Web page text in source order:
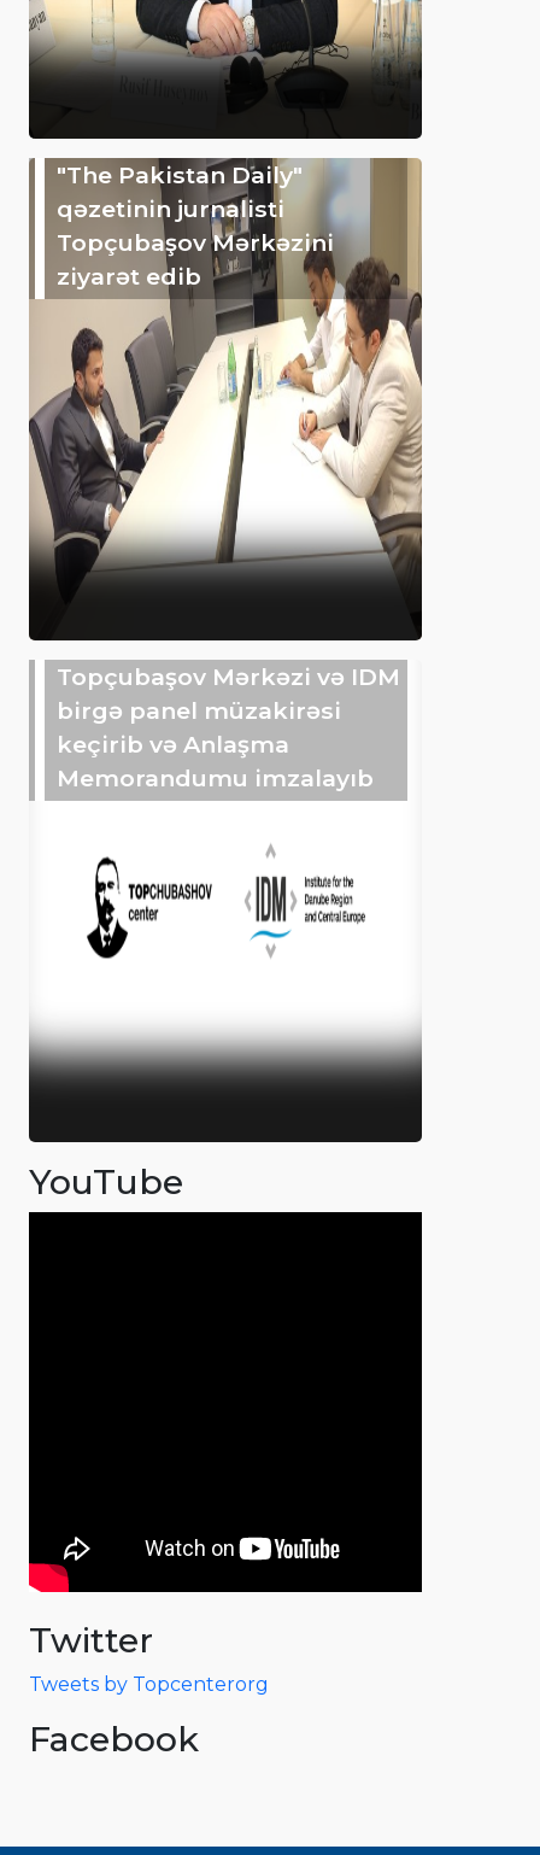
"The Pakistan Daily"
qəzetinin jurnalisti
Topçubaşov Mərkəzini
ziyarət edib
Topçubaşov Mərkəzi və IDM
birgə panel müzakirəsi
keçirib və Anlaşma
Memorandumu imzalayıb
YouTube
Twitter
Tweets by Topcenterorg
Facebook